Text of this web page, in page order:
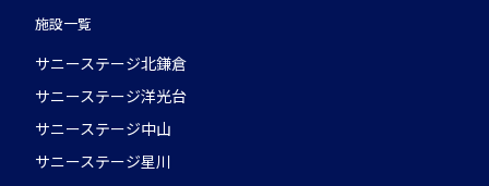
施設一覧
サニーステージ北鎌倉
サニーステージ洋光台
サニーステージ中山
サニーステージ星川